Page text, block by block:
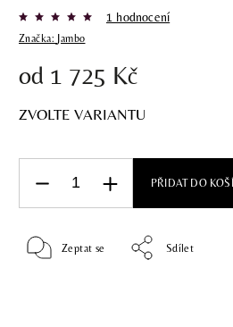
Značka: Jambo
1 hodnocení
od 1 725 Kč
ZVOLTE VARIANTU
PŘIDAT DO
Zeptat se Sdílet